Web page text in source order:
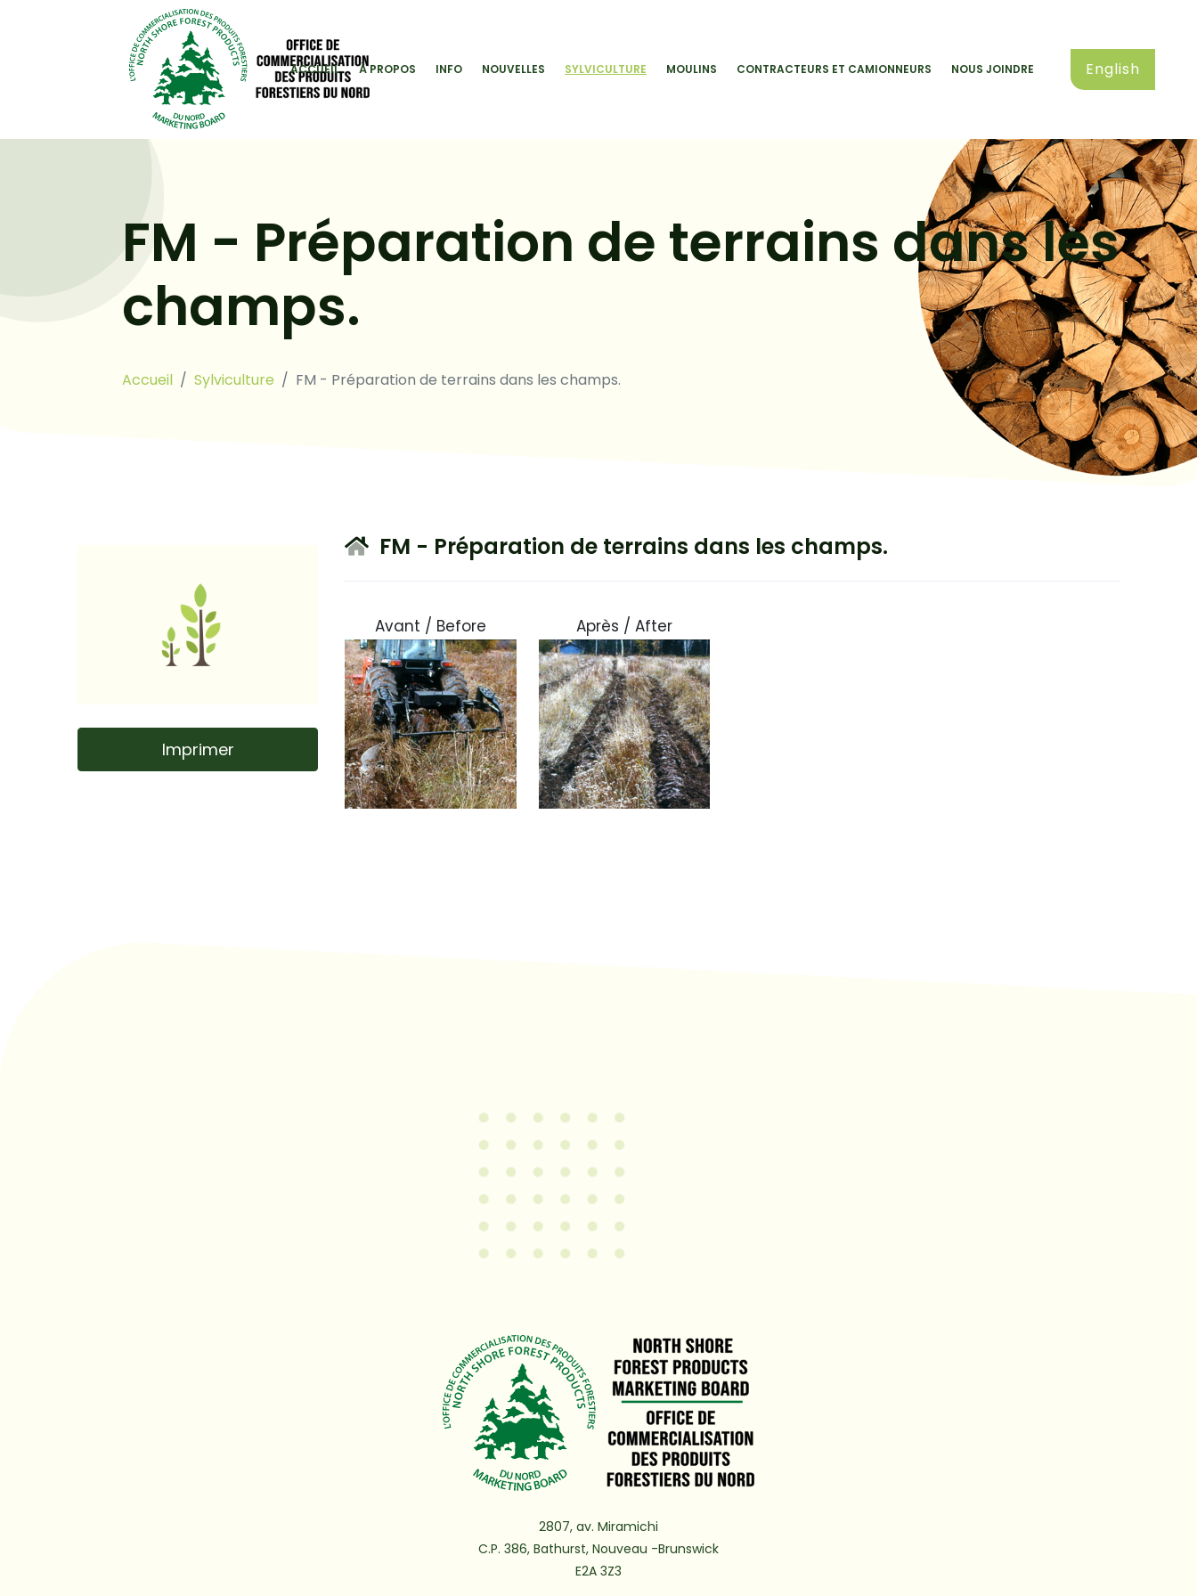
ACCUEIL À PROPOS INFO NOUVELLES SYLVICULTURE MOULINS CONTRACTEURS ET CAMIONNEURS NOUS JOINDRE English
FM - Préparation de terrains dans les
champs.
Accueil Sylviculture FM - Préparation de terrains dans les champs.
Imprimer
FM - Préparation de terrains dans les champs.
Avant / Before Après / After
2807, av. Miramichi
C.P. 386, Bathurst, Nouveau -Brunswick
E2A 3Z3